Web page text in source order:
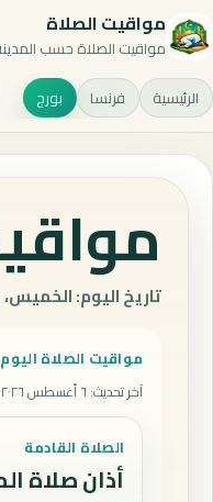
مواقيت الصلاة
مواقيت الصلاة حسب
الرئيسية فرنسا بورج
تاريخ اليوم: الخميس، ٦ أغسطس ٢٠٢٦ الموافق 23 صفر 1448 هـ.
مواقيت الصلاة اليوم
آخر تحديث: ٦ أغسطس ٢٠٢٦ في ١٢:٥٦ ص
الصلاة القادمة
أذان صلاة